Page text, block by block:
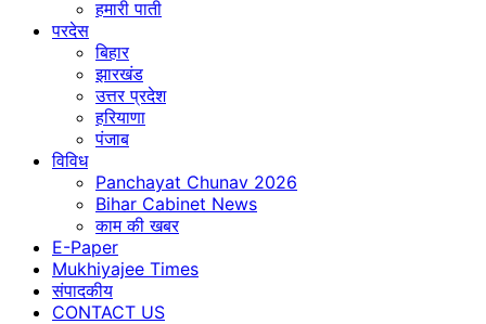
हमारी पाती
परदेस
बिहार
झारखंड
उत्तर प्रदेश
हरियाणा
पंजाब
विविध
Panchayat Chunav 2026
Bihar Cabinet News
काम की खबर
E-Paper
Mukhiyajee Times
संपादकीय
CONTACT US